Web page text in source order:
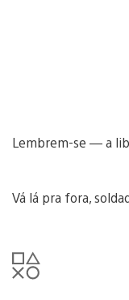
Lembrem-se — a
Vá lá pra fora,